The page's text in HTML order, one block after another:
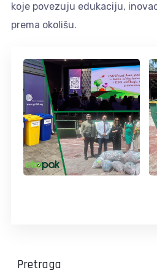
koje povezuju edukaciju,
prema okolišu.
Pretraga